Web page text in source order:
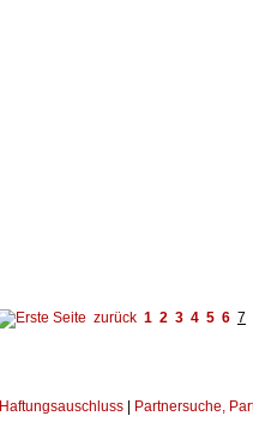
zurück 1 2 3 4 5 6 7
Haftungsauschluss Partnersuche,